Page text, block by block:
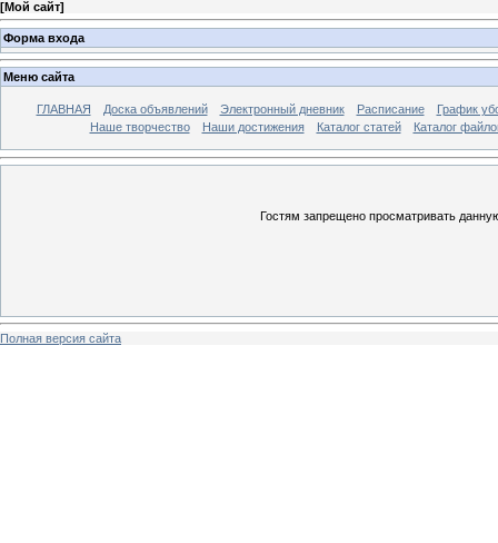
[Мой сайт]
Форма входа
Меню сайта
ГЛАВНАЯ Доска объявлений Электронный дневник Расписание
График
Наше творчество
Наши достижения Каталог статей Каталог
Гостям запрещено просматривать
Полная версия сайта